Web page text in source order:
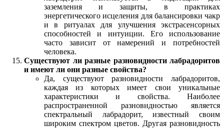
заземления и защиты, в практиках
энергетического исцеления для балансировки чакр
и в ритуалах для улучшения экстрасенсорных
способностей и интуиции. Его использование
часто зависит от намерений и потребностей
человека.
Существуют ли разные разновидности лабрадоритов
и имеют ли они разные свойства?
Да, существуют разновидности лабрадоритов,
каждая из которых имеет свои уникальные
характеристики и свойства. Наиболее
распространенной разновидностью является
спектральный лабрадорит, известный своим
широким спектром цветов. Другая разновидность